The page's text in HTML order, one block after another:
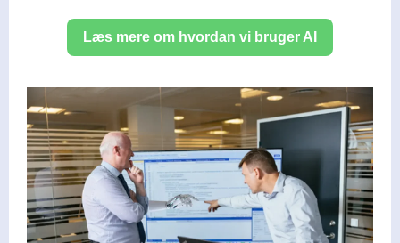
Læs mere om hvordan vi bruger AI